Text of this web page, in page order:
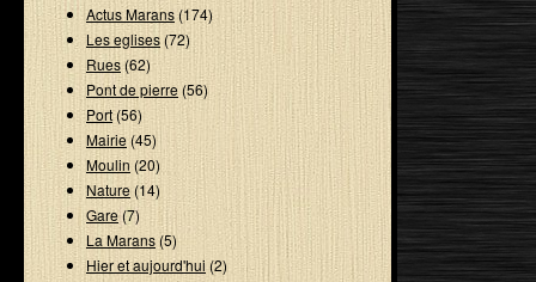
Actus Marans (174)
Les eglises(72)
Rues(62)
Pont de pierre(56)
Port(56)
Mairie(45)
Moulin(20)
Nature(14)
Gare (7)
La Marans(5)
Hier et aujourd'hui (2)